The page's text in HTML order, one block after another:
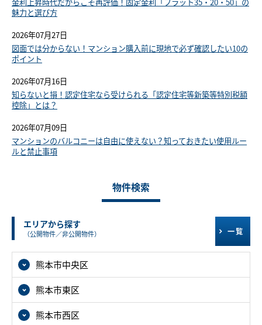
魅力と選び方
2026年07月27日
図面では分からない！マンション購入前に現地で必ず確認したい10の
ポイント
2026年07月16日
知らないと損！認定住宅なら受けられる「認定住宅等新築等特別税額
控除」とは？
2026年07月09日
マンションのバルコニーは自由に使えない？知っておきたい使用ルー
ルと禁止事項
物件検索
エリアから探す
（公開物件／非公開物件） 一覧
熊本市中央区
熊本市東区
熊本市西区